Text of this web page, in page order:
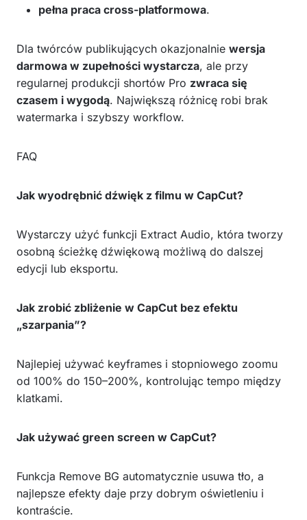
pełna praca cross-platformowa.
Dla twórców publikujących okazjonalnie wersja
darmowa w zupełności wystarcza, ale przy
regularnej produkcji shortów Pro zwraca się
czasem i wygodą. Największą różnicę robi brak
watermarka i szybszy workflow.
FAQ
Jak wyodrębnić dźwięk z filmu w CapCut?
Wystarczy użyć funkcji Extract Audio, która tworzy
osobną ścieżkę dźwiękową możliwą do dalszej
edycji lub eksportu.
Jak zrobić zbliżenie w CapCut bez efektu
„szarpania”?
Najlepiej używać keyframes i stopniowego zoomu
od 100% do 150–200%, kontrolując tempo między
klatkami.
Jak używać green screen w CapCut?
Funkcja Remove BG automatycznie usuwa tło, a
najlepsze efekty daje przy dobrym oświetleniu i
kontraście.